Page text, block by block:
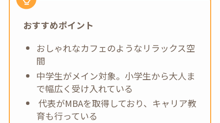
おすすめポイント
おしゃれなカフェのようなリラックス空
間
中学生がメイン対象。小学生から大人ま
で幅広く受け入れている
代表がMBAを取得しており、キャリア教
育も行っている